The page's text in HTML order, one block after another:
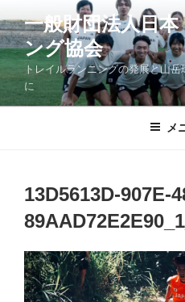
ン
テ
ツ
へ
一般財団法人日
ング協会
トレイルランニングの発展と山
に
メ
13D5613D-907E-